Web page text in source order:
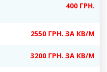
400 ГРН.
2550 ГРН. ЗА КВ/М
3200 ГРН. ЗА КВ/М